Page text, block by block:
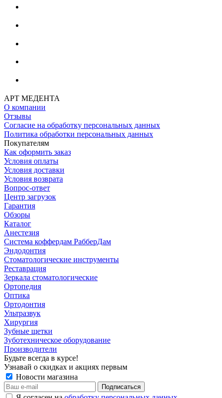
АРТ МЕДЕНТА
О компании
Отзывы
Согласие на обработку персональных данных
Политика обработки персональных данных
Покупателям
Как оформить заказ
Условия оплаты
Условия доставки
Условия возврата
Вопрос-ответ
Центр загрузок
Гарантия
Обзоры
Каталог
Анестезия
Система коффердам РабберДам
Эндодонтия
Стоматологические инструменты
Реставрация
Зеркала стоматологические
Ортопедия
Оптика
Ортодонтия
Ультразвук
Хирургия
Зубные щетки
Зуботехническое оборудование
Производители
Будьте всегда в курсе!
Узнавай о скидках и акциях первым
Новости магазина